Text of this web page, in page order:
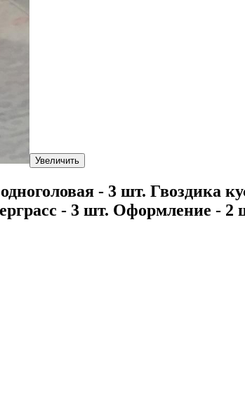
Увеличить
- 3 шт. Гвоздика
- 3 шт. Оформление - 2